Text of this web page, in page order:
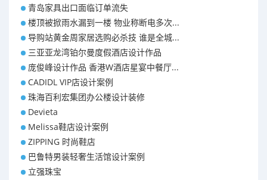
青岛家具出口面临订单流失
楼顶被掀雨水漏到一楼 物业称断电多次...
导购站黄金周家居选购必杀技 谁是全城...
三亚亚龙湾铂尔曼度假酒店设计作品
庞俊峰设计作品 香港W酒店星宴中餐厅...
CADIDL VIP店设计案例
珠海百利宏集团办公楼设计装修
Devieta
Melissa鞋店设计案例
ZIPPING 时尚鞋店
巴鲁特男装轻奢生活馆设计案例
立强珠宝